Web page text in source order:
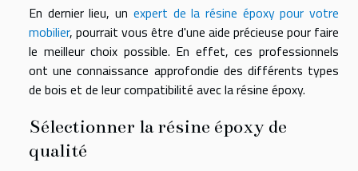
En dernier lieu, un expert de la résine époxy pour votre
mobilier, pourrait vous être d'une aide précieuse pour faire
le meilleur choix possible. En effet, ces professionnels
ont une connaissance approfondie des différents types
de bois et de leur compatibilité avec la résine époxy.
Sélectionner la résine époxy de
qualité